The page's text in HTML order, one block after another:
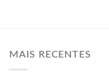
MAIS RECENTES